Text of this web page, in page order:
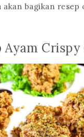
akan bagikan resep
Ayam